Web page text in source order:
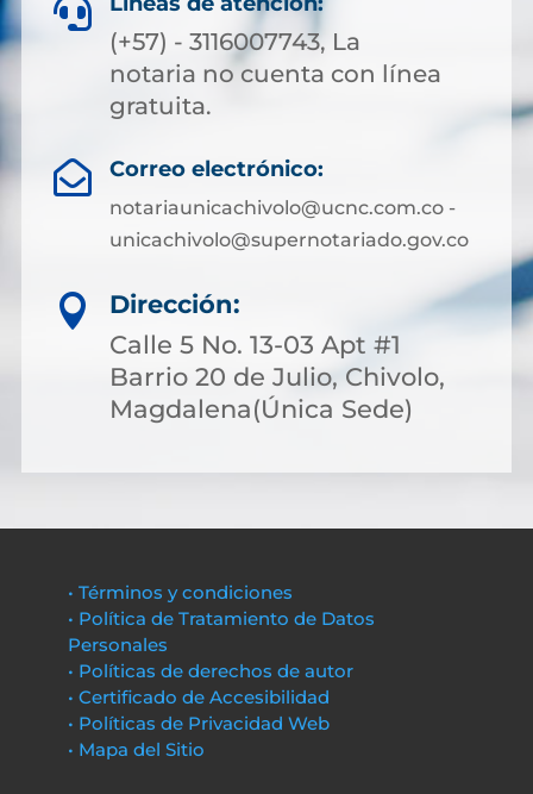

(+57) - 3116007743, La
notaria no cuenta con línea
gratuita.
 Correo electrónico:
notariaunicachivolo@ucnc.com.co -
unicachivolo@supernotariado.gov.co

Dirección:
Calle 5 No. 13-03 Apt #1
Barrio 20 de Julio, Chivolo,
Magdalena(Única Sede)
• Términos y condiciones
• Política de Tratamiento de Datos
Personales
• Políticas de derechos de autor
• Certificado de Accesibilidad
• Políticas de Privacidad Web
• Mapa del Sitio